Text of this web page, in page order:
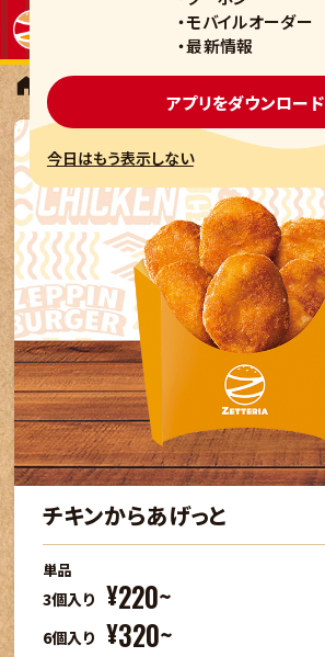
・モバイルオーダー
・最新情報
アプリをダウンロード
今日はもう表示しない
モーニング
チキンからあげっと
単品
3個入り ¥220~
6個入り ¥320~